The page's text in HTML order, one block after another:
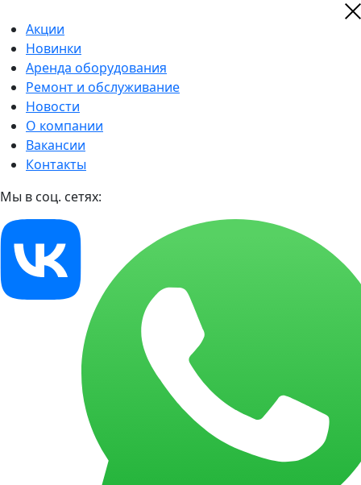
Акции
Новинки
Аренда оборудования
Ремонт и обслуживание
Новости
О компании
Вакансии
Контакты
Мы в соц. сетях: